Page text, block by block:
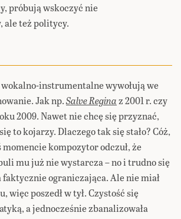
próbują wskoczyć nie
też politycy.
instrumentalne wywołują we
Jak np.Salve Reginaz 2001 r. czy
2009. Nawet nie chcę się przyznać,
to kojarzy. Dlaczego tak się stało? Cóż,
kompozytor odczuł, że
mu już nie wystarcza – no i trudno się
ograniczająca. Ale nie miał
więc poszedł w tył. Czystość się
a jednocześnie zbanalizowała